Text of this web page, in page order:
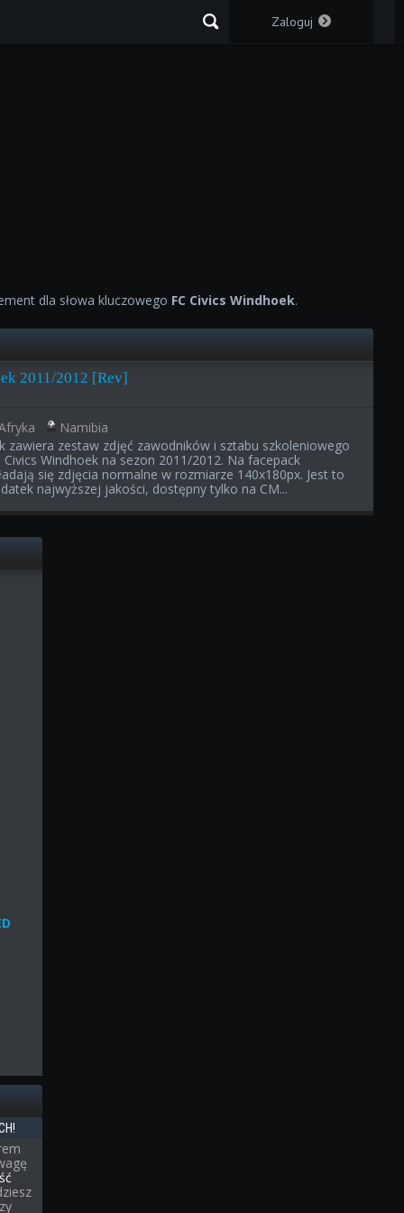
Zaloguj
dla słowa kluczowego FC Civics Windhoek.
2011/2012 [Rev]
Namibia
zawiera zestaw zdjęć zawodników i sztabu szkoleniowego
Civics Windhoek na sezon 2011/2012. Na facepack
się zdjęcia normalne w rozmiarze 140x180px. Jest to
najwyższej jakości, dostępny tylko na CM...